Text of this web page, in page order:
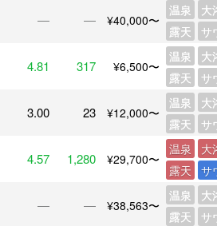
― ― ¥40,000〜
温泉
大
露天
サ
4.81 317 ¥6,500〜
温泉
大
露天
サ
3.00 23 ¥12,000〜
温泉
大
露天
サ
4.57 1,280 ¥29,700〜
温泉
大
露天
サ
― ― ¥38,563〜
温泉
大
露天
サ